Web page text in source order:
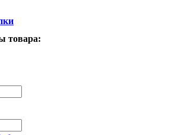
товара: